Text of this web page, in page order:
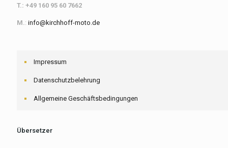
T.: +49 160 95 60 7662
M.: info@kirchhoff-moto.de
Impressum
Datenschutzbelehrung
Allgemeine Geschäftsbedingungen
Übersetzer